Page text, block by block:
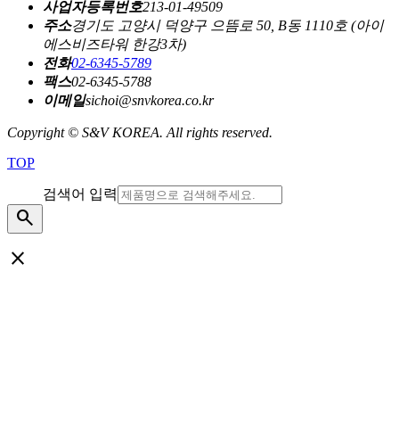
사업자등록번호213-01-49509
주소경기도 고양시 덕양구 으뜸로 50, B동 1110호 (아이
에스비즈타워 한강3차)
전화02-6345-5789
팩스02-6345-5788
이메일sichoi@snvkorea.co.kr
Copyright © S&V KOREA. All rights reserved.
TOP
검색어 입력
search
close